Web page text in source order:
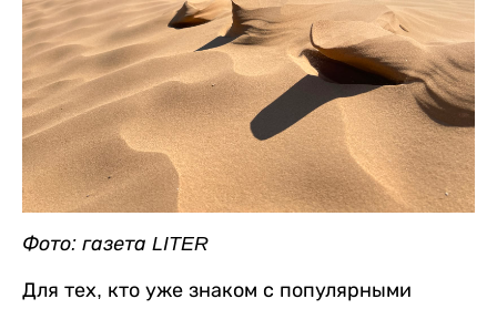
Фото: газета LITER
Для тех, кто уже знаком с популярными